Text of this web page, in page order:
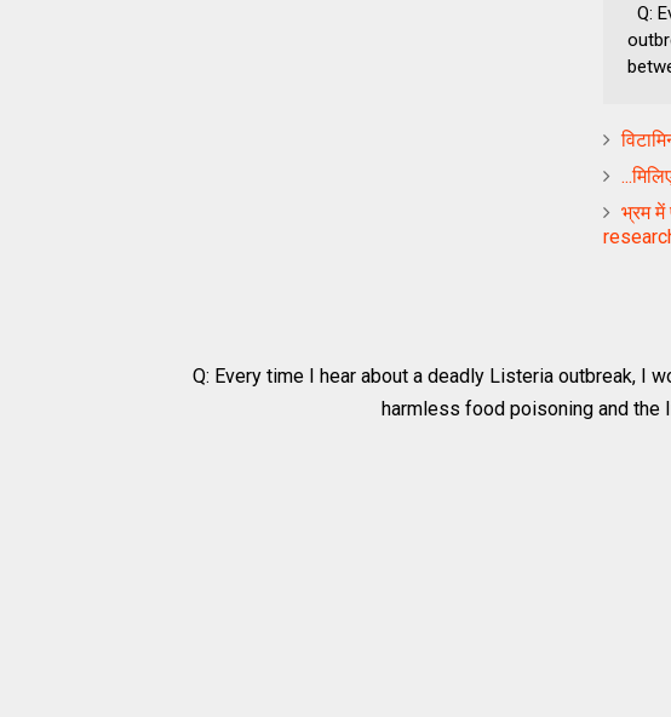
Q:
भ्रम
Q: Every time I hear about a deadly Listeria outbreak, I
harmless food poisoning and the